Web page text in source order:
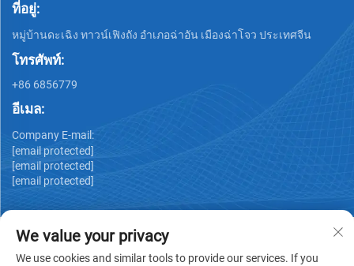
ที่อยู่:
หมู่บ้านดะเฉิง ทาวน์เฟิงถัง อำเภอฉ่าอัน เมืองฉ่าโจว ประเทศจีน
โทรศัพท์:
+86 6856779
อีเมล:
Company E-mail:
[email protected]
[email protected]
[email protected]
We value your privacy
We use cookies and similar tools to provide our services. If you